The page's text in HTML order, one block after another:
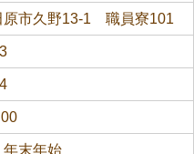
原市久野13-1 職員寮101
年末年始